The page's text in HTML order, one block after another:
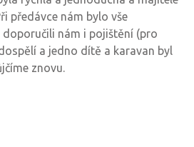
předávce nám bylo vše
nám i pojištění (pro
a jedno dítě a karavan byl
znovu.